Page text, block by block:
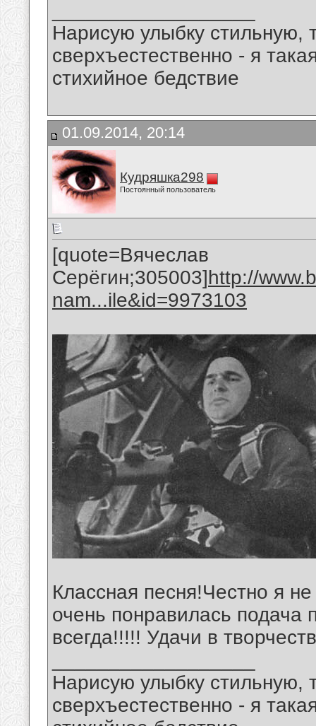
Нарисую улыбку стильную,
сверхъестественно - я
стихийное бедствие
01.09.2014, 20:14
Кудряшка298
Постоянный пользователь
[quote=Вячеслав
Серёгин;305003]http://
nam...ile&id=9973103
Классная песня!Честно я
очень понравилась подача
всегда!!!!! Удачи в
Нарисую улыбку стильную,
сверхъестественно - я